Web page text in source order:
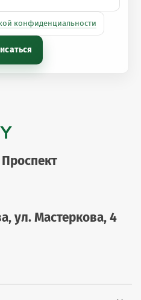
конфиденциальности
ул. Мастеркова, 4